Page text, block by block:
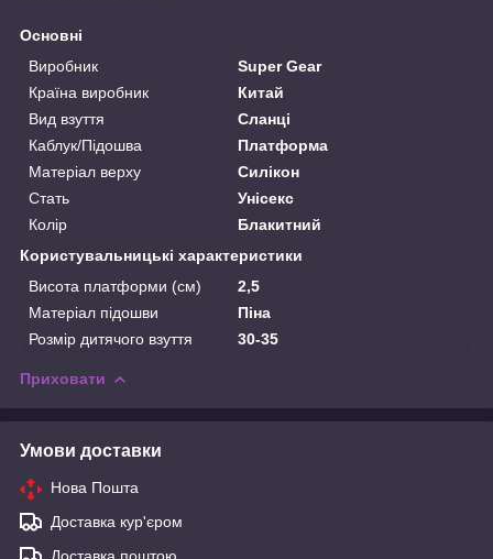
Основні
Виробник
Super Gear
Країна виробник
Китай
Вид взуття
Сланці
Каблук/Підошва
Платформа
Матеріал верху
Силікон
Стать
Унісекс
Колір
Блакитний
Користувальницькі характеристики
Висота платформи (см)
2,5
Матеріал підошви
Піна
Розмір дитячого взуття
30-35
Приховати
Умови доставки
Нова Пошта
Доставка кур'єром
Доставка поштою